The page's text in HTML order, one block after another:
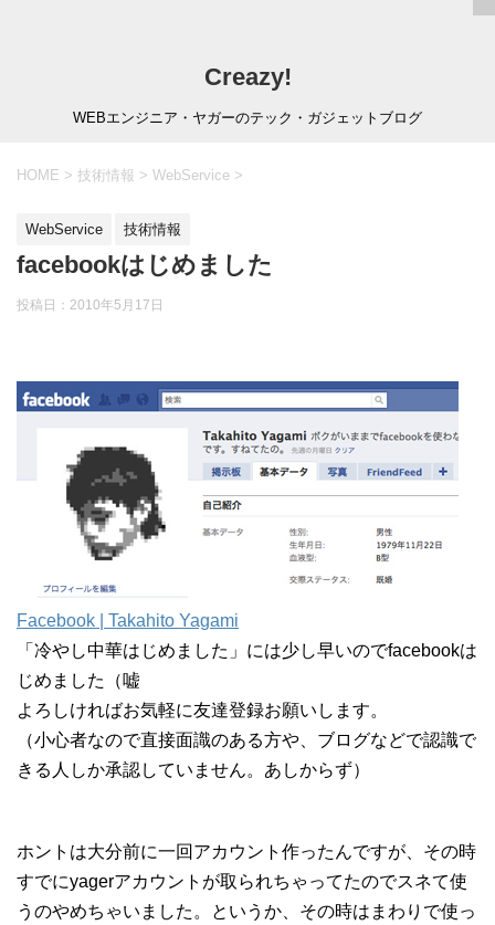
Creazy!
WEBエンジニア・ヤガーのテック・ガジェットブログ
HOME > 技術情報 > WebService >
WebService 技術情報
facebookはじめました
投稿日： 2010年5月17日
Facebook | Takahito Yagami
「冷やし中華はじめました」には少し早いのでfacebookは
じめました（嘘
よろしければお気軽に友達登録お願いします。
（小心者なので直接面識のある方や、ブログなどで認識で
きる人しか承認していません。あしからず）
ホントは大分前に一回アカウント作ったんですが、その時
すでにyagerアカウントが取られちゃってたのでスネて使
うのやめちゃいました。というか、その時はまわりで使っ